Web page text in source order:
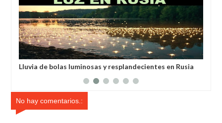
Lluvia de bolas luminosas y resplandecientes en Rusia
No hay comentarios.: